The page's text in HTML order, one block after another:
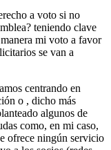
a voto si no
teniendo clave
mi voto a favor
se van a
centrando en
o , dicho más
algunos de
como, en mi caso,
ofrece ningún servicio